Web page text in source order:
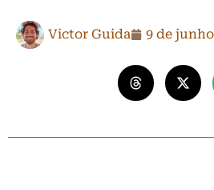
Victor Guida 9 de